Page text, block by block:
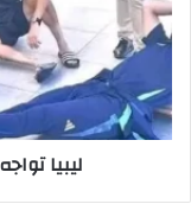
ليبيا